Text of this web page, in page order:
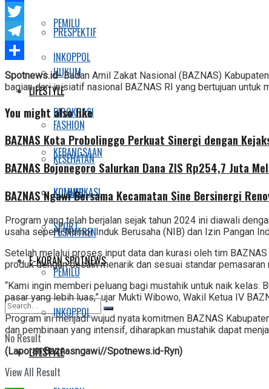
PEMILU
INKOPPOL
LIFESTYLE
FASHION
KESEHATAN
KULINER
SPORT
E-KORAN SPOTNEWS
No Result
View All Result
PRESPEKTIF
HUKUM
BIROKRASI
KEBANGSAAN
KOMUNIKASI
PESANTREN
PEMILU
INKOPPOL
LIFESTYLE
Facebook
Twitter
Telegram
Share
Spotnews.id-Badan Amil Zakat Nasional (BAZNAS)
bagian dari inisiatif nasional BAZNAS RI yang bertujuan untuk
You might also like
BAZNAS Kota Probolinggo Perkuat Sinergi dengan
BAZNAS Bojonegoro Salurkan Dana ZIS Rp254,7 Juta
BAZNAS Ngawi Bersama Kecamatan Sine Bersinergi
Program yang telah berjalan sejak tahun 2024 ini diawali
usaha seperti Nomor Induk Berusaha (NIB) dan Izin Pangan
Setelah melalui proses input data dan kurasi oleh tim
produk dengan desain menarik dan sesuai standar
“Kami ingin memberi peluang bagi mustahik untuk naik kelas.
pasar yang lebih luas,” ujar Mukti Wibowo, Wakil Ketua IV
Program ini menjadi wujud nyata komitmen BAZNAS
dan pembinaan yang intensif, diharapkan mustahik dapat
(Laporan:Baznasngawi//Spotnews.id-Ryn)